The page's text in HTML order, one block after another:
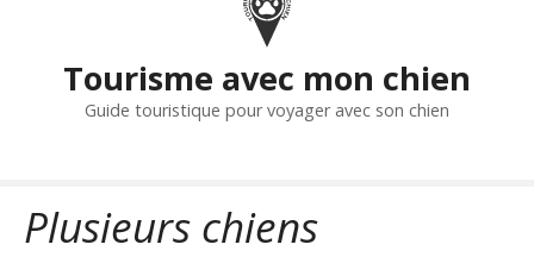
Tourisme avec mon chien
Guide touristique pour voyager avec son chien
Plusieurs chiens